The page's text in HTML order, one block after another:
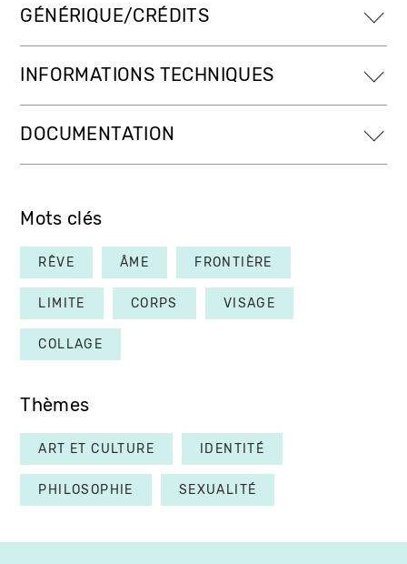
GÉNÉRIQUE/CRÉDITS
INFORMATIONS TECHNIQUES
DOCUMENTATION
Mots clés
RÊVE ÂME FRONTIÈRE
LIMITE CORPS VISAGE
COLLAGE
Thèmes
ART ET CULTURE IDENTITÉ
PHILOSOPHIE SEXUALITÉ